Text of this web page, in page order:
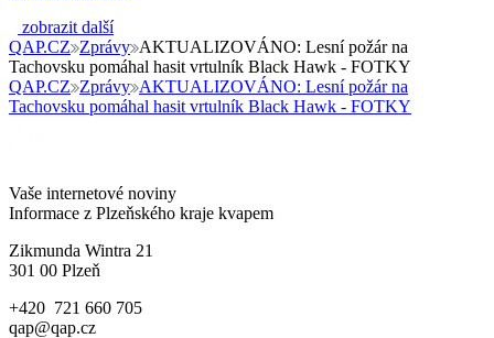
zobrazit další
QAP.CZ Zprávy AKTUALIZOVÁNO: Lesní požár na
Tachovsku pomáhal hasit vrtulník Black Hawk - FOTKY
QAP.CZ Zprávy AKTUALIZOVÁNO: Lesní požár na
Tachovsku pomáhal hasit vrtulník Black Hawk - FOTKY
Vaše internetové noviny
Informace z Plzeňského kraje kvapem
Zikmunda Wintra 21
301 00 Plzeň
+420 721 660 705
qap@qap.cz